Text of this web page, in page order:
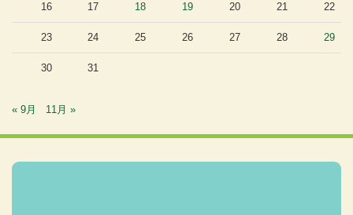
16 17 18 19 20 21 22
23 24 25 26 27 28 29
30 31
« 9月 11月 »